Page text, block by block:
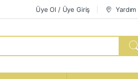
Üye Ol / Üye Giriş Yardım